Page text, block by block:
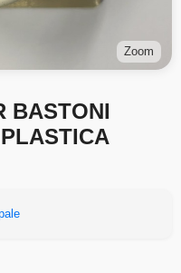
Zoom
BASTONI